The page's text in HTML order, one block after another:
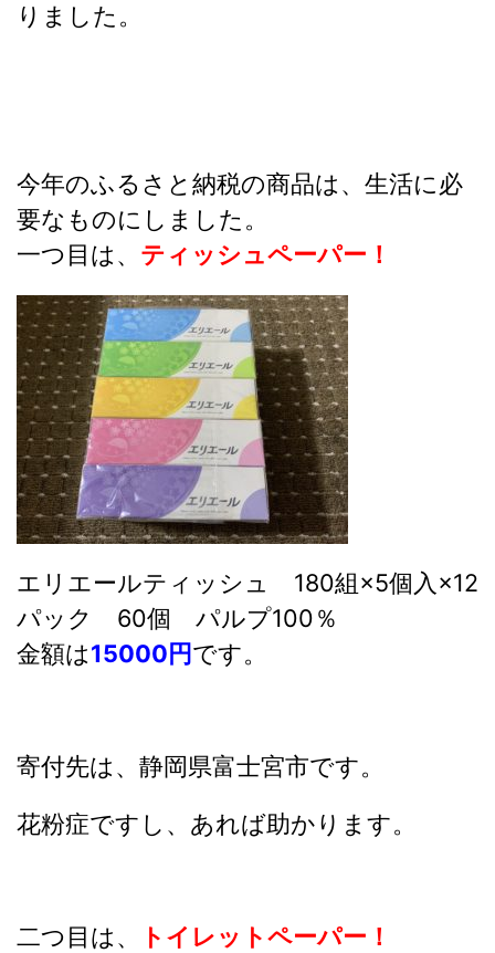
りました。
今年のふるさと納税の商品は、生活に必
要なものにしました。
一つ目は、 ティッシュペーパー！
エリエールティッシュ 180組×5個入×12
パック 60個 パルプ100％
金額は15000円です。
寄付先は、静岡県富士宮市です。
花粉症ですし、あれば助かります。
二つ目は、 トイレットペーパー！